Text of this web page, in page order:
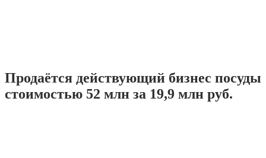
Продаётся действующий бизнес посуды
стоимостью 52 млн за 19,9 млн руб.